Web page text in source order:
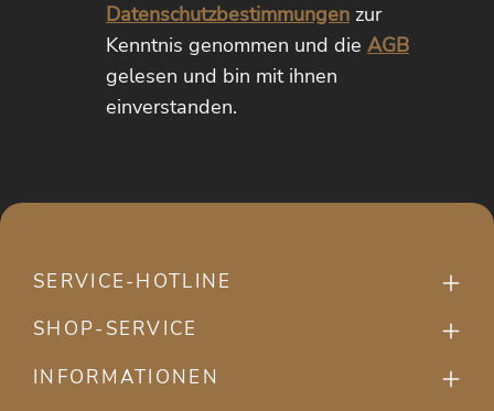
Datenschutzbestimmungenzur
Kenntnis genommen und die AGB
gelesen und bin mit ihnen
einverstanden.
SERVICE-HOTLINE
SHOP-SERVICE
INFORMATIONEN